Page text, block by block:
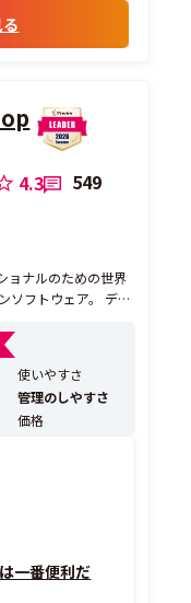
もモタつかず扱
4.3 549
ョナルのための世界
ソフトウェア。 デバ
思いのままに 作成。
で実現可能で
使いやすさ
管理のしやすさ
価格
一番便利だ